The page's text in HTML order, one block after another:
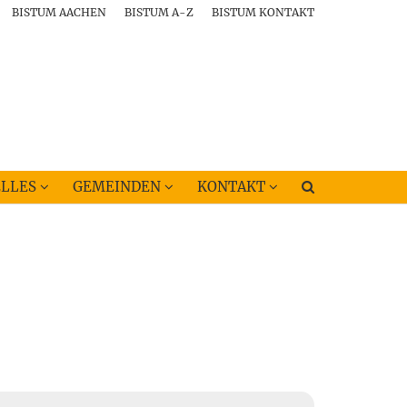
BISTUM AACHEN BISTUM A-Z BISTUM KONTAKT
GEMEINDEN KONTAKT